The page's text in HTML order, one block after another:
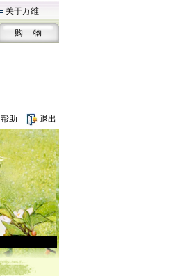
关于万维
购 物
帮助 退出